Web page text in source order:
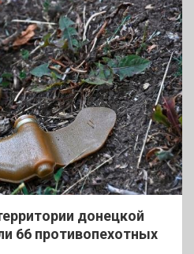
донецкой
66 противопехотных